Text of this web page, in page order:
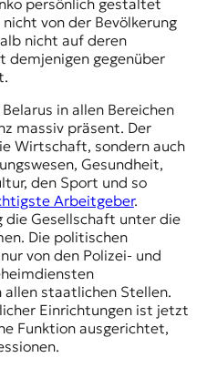
von der Bevölkerung
nicht auf deren
demjenigen gegenüber
in allen Bereichen
massiv präsent. Der
Wirtschaft, sondern auch
Gesundheit,
den Sport und so
Arbeitgeber.
die Gesellschaft unter die
Die politischen
von den Polizei- und
allen staatlichen Stellen.
Einrichtungen ist jetzt
Funktion ausgerichtet,